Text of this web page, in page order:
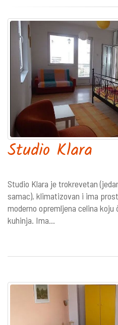
Studio Klara
Studio Klara je trokrevetan
samac), klimatizovan i ima
moderno opremljena celina
kuhinja. Ima...